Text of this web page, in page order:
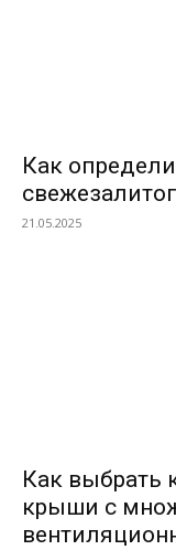
Как
21.05.2025
Как выбрать
крыши с